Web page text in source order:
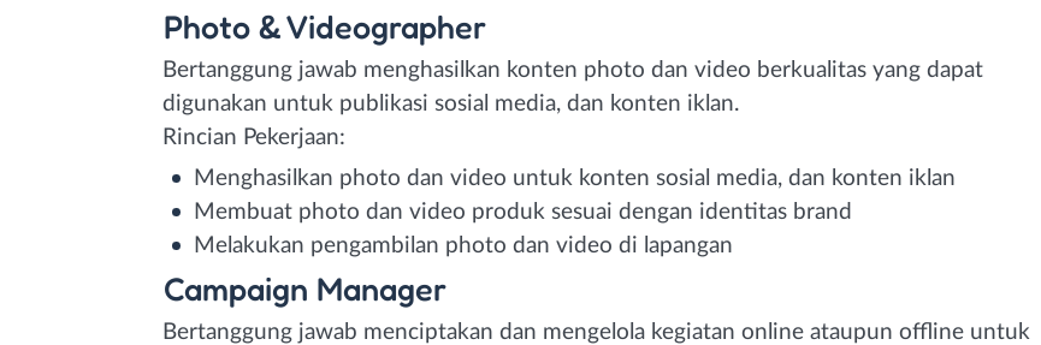
Photo & Videographer
Bertanggung jawab menghasilkan konten photo dan video berkualitas yang dapat
digunakan untuk publikasi sosial media, dan konten iklan.
Rincian Pekerjaan:
Menghasilkan photo dan video untuk konten sosial media, dan konten iklan
Membuat photo dan video produk sesuai dengan identitas brand
Melakukan pengambilan photo dan video di lapangan
Campaign Manager
Bertanggung jawab menciptakan dan mengelola kegiatan online ataupun offline untuk